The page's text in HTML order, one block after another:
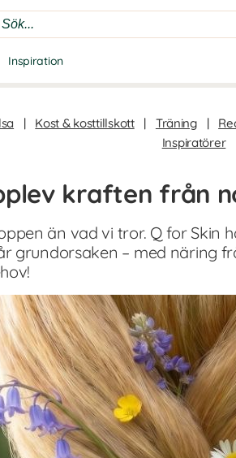
Inspiration
| Kost & kosttillskott | Träning |
Inspiratörer
kraften från
än vad vi tror. Q for Skin
grundorsaken – med näring